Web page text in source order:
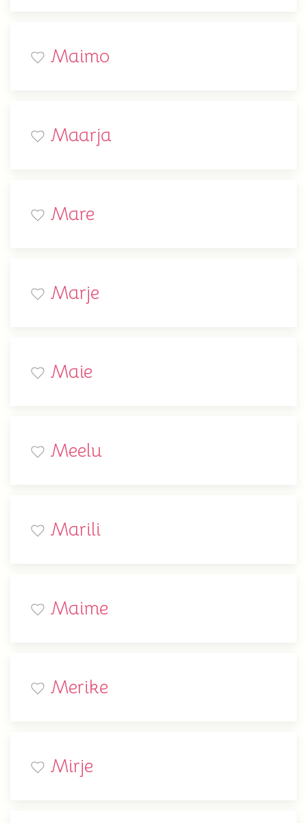
Maimo
Maarja
Mare
Marje
Maie
Meelu
Marili
Maime
Merike
Mirje